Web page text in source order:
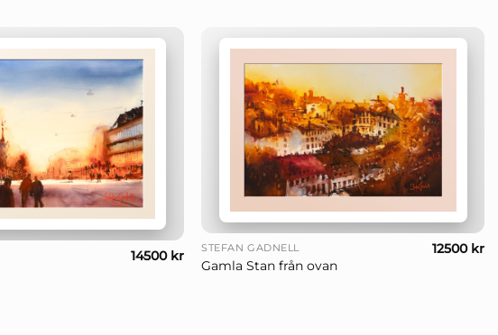
14500 kr STEFAN GADNELL
Gamla Stan från ovan
12500 kr